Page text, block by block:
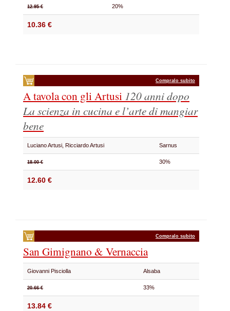
12.95 € 20%
10.36 €
Compralo subito
A tavola con gli Artusi 120 anni dopo
La scienza in cucina e l’arte di mangiar
bene
Luciano Artusi, Ricciardo Artusi Sarnus
18.00 € 30%
12.60 €
Compralo subito
San Gimignano & Vernaccia
Giovanni Pisciolla Alsaba
20.66 € 33%
13.84 €